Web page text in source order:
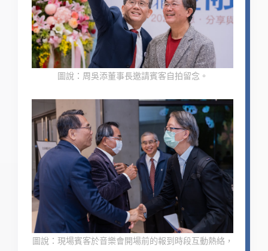
圖說：周吳添董事長邀請賓客自拍留念。
圖說：現場賓客於音樂會開場前的報到時段互動熱絡，